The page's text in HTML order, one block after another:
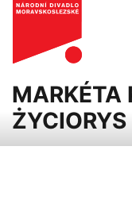
MARKÉTA
ŻYCIORYS